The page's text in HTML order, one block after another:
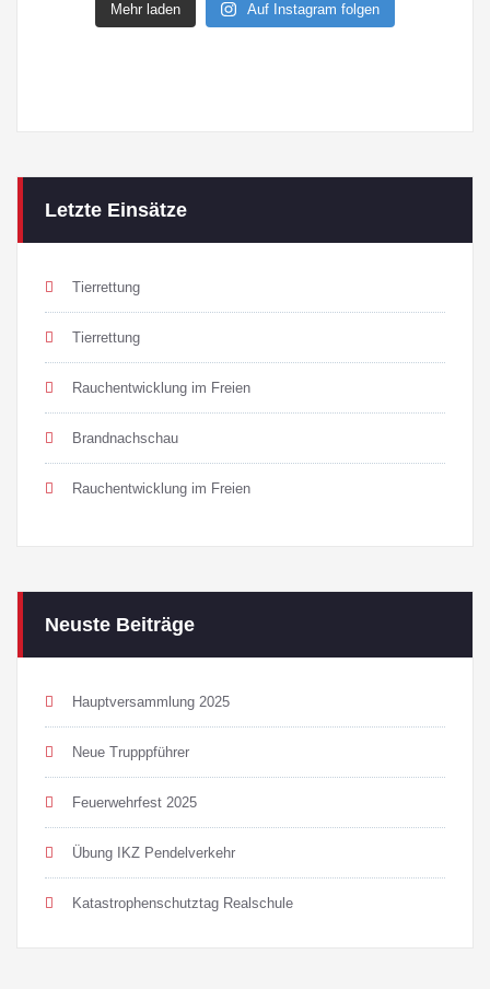
Mehr laden Auf Instagram folgen
Letzte Einsätze
Tierrettung
Tierrettung
Rauchentwicklung im Freien
Brandnachschau
Rauchentwicklung im Freien
Neuste Beiträge
Hauptversammlung 2025
Neue Trupppführer
Feuerwehrfest 2025
Übung IKZ Pendelverkehr
Katastrophenschutztag Realschule